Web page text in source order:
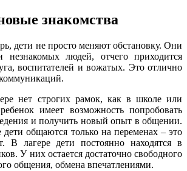
знакомства
дети не просто меняют обстановку. Они
незнакомых людей, отчего приходится
воспитателей и вожатых. Это отлично
нет строгих рамок, как в школе или
имеет возможность попробовать
и получить новый опыт в общении.
общаются только на переменах – это
В лагере дети постоянно находятся в
У них остается достаточно свободного
общения, обмена впечатлениями.